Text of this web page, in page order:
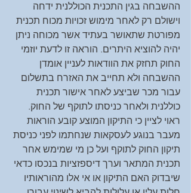
ההשבחה בגין התכנית הכוללנית ידחה
וישולם רק לאחר מימוש זכויות מכוח תכנית
מפורטת שתאושר בעתיד אשר מכוחה ניתן
יהיה להוציא היתרים. הוראה זו לדעת יוזמי
החוק תחזק את הוודאות לעניין אומדן
ההשבחה ולא תחייב את האזרח בתשלום
עבור מכר שביצע לאחר אישור תכנית
כוללנית ולאחר כניסתו לתוקף של החוק.
ראוי לציין כי התיקון המוצע קובע הוראות
מעבר בנוגע לעסקאות שנחתמו לפני כניסת
תיקון החוק לתוקף ועל כן מי שמימש אחר
תכנית המתאר וערך דיספזציות בנכסו כדאי
שיבדוק האם התיקון או אי אלו מהוראותיו